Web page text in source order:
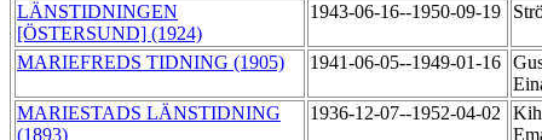
LÄNSTIDNINGEN
[ÖSTERSUND] (1924)
1943-06-16--1950-09-19
MARIEFREDS TIDNING (1905) 1941-06-05--1949-01-16
MARIESTADS LÄNSTIDNING
(1893)
1936-12-07--1952-04-02